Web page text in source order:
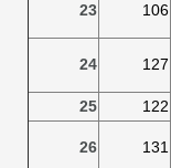
23 106
24 127
25 122
26 131